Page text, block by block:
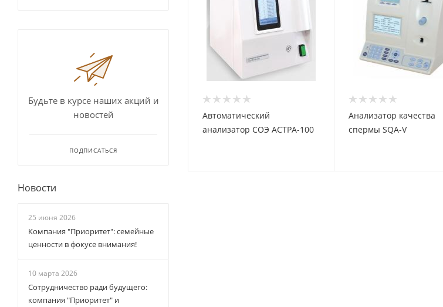
Автоматический
анализатор СОЭ АСТРА-100
Анализатор качества
спермы SQA-V
Будьте в курсе наших акций и
новостей
ПОДПИСАТЬСЯ
Новости
25 июня 2026
Компания "Приоритет": семейные
ценности в фокусе внимания!
10 марта 2026
Сотрудничество ради будущего:
компания "Приоритет" и